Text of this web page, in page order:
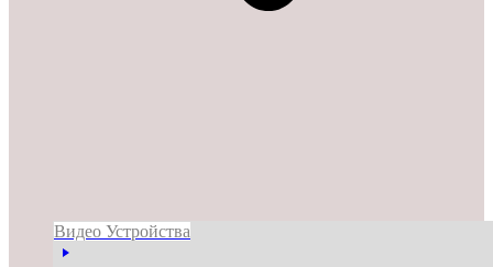
Видео Устройства